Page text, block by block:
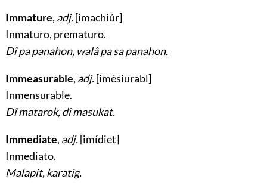
Immature, adj.[imachiúr]
Inmaturo, prematuro.
Dî pa panahon, walâ pa sa panahon.
Immeasurable, adj.[imésiurabl]
Inmensurable.
Dî matarok, dî masukat.
Immediate, adj.[imídiet]
Inmediato.
Malapit, karatig.